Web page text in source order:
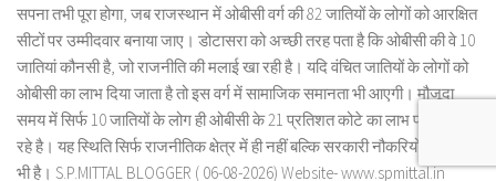
सपना तभी पूरा होगा, जब राजस्थान में ओबीसी वर्ग की 82 जातियों के लोगों को आरक्षित
सीटों पर उम्मीदवार बनाया जाए। डोटासरा को अच्छी तरह पता है कि ओबीसी की वे 10
जातियां कौनसी है, जो राजनीति की मलाई खा रही है। यदि वंचित जातियों के लोगों को
ओबीसी का लाभ दिया जाता है तो इस वर्ग में सामाजिक समानता भी आएगी। मौजूदा
समय में सिर्फ 10 जातियों के लोग ही ओबीसी के 21 प्रतिशत कोटे का लाभ प्राप्त कर
रहे है। यह स्थिति सिर्फ राजनीतिक क्षेत्र में ही नहीं बल्कि सरकारी नौकरियों के क्षेत्र में
भी है। S.P.MITTAL BLOGGER ( 06-08-2026) Website- www.spmittal.in